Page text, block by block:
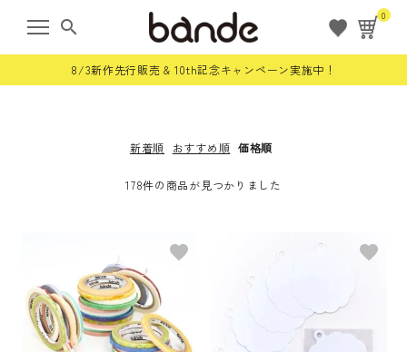
search
0
8/3新作先行販売 & 10th記念キャンペーン実施中！
限定商品
ロールステッカー
新着順 おすすめ順 価格順
178件の商品が見つかりました
favorite favorite